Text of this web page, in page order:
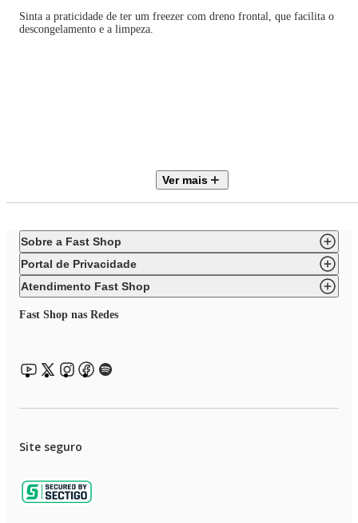
Sinta a praticidade de ter um freezer com dreno frontal, que facilita o
descongelamento e a limpeza.
• Sistema Dupla Função: Pode operar na função freezer ou refrigerador
• Sistema de refrigeração por compressor
• Classificação energética 127V A+ e 220V A++
• Gás refrigerante R600a
• Dreno frontal, facilitando o degelo e limpeza do produto
• Volume Interno 140 litros.
Ver mais
Sobre a Fast Shop
Portal de Privacidade
Atendimento Fast Shop
Fast Shop nas Redes
Site seguro